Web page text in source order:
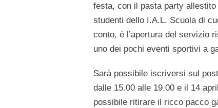
festa, con il pasta party allestito
studenti dello I.A.L. Scuola di
conto, è l’apertura del servizio
uno dei pochi eventi sportivi a
Sarà possibile iscriversi sul
dalle 15.00 alle 19.00 e il 14
possibile ritirare il ricco pacco